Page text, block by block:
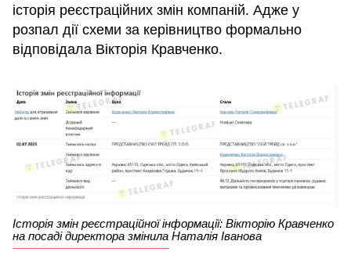
історія реєстраційних змін компаній. Адже у
розпал дії схеми за керівництво формально
відповідала Вікторія Кравченко.
Історія змін реєстраційної інформації: Вікторію Кравченко
на посаді директора змінила Наталія Іванова